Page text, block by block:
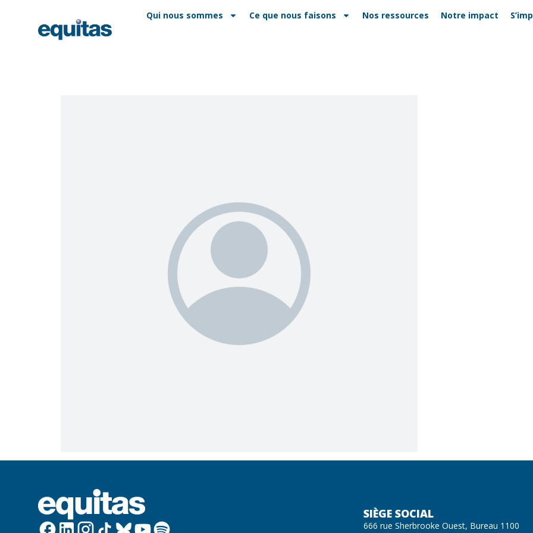
Qui nous sommes Ce que nous faisons Nos ressources Notre impact
SIÈGE SOCIAL
666 rue Sherbrooke Ouest, Bureau 1100